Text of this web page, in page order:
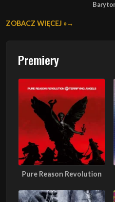
ZOBACZ WIĘCEJ »
Premiery
Pure Reason Revolution